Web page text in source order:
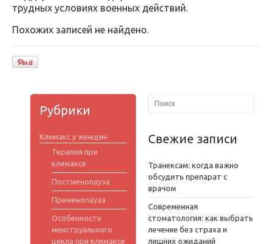
трудных условиях военных действий.
Похожих записей не найдено.
Рубрики
Климакс у женщин
Терапия при
климаксе
Постменопауза
Пременопауза
Особенности
менструального
цикла при климаксе
Свежие записи
Транексам: когда важно
обсудить препарат с
врачом
Современная
стоматология: как выбрать
лечение без страха и
лишних ожиданий